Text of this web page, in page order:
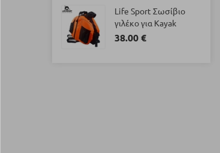
Life Sport Σωσίβιο
γιλέκο για Kayak
38.00 €